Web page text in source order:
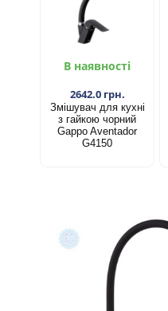
В наявності
2642.0 грн.
Змішувач для кухні
з гайкою чорний
Gappo Aventador
G4150